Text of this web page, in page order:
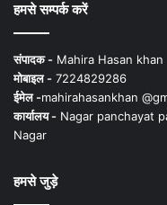
हमसे सम्पर्क करें
संपादक - Mahira Hasan khan
मोबाइल - 7224829286
ईमेल -mahirahasankhan
कार्यालय - Nagar panchayat
Nagar
हमसे जुड़े